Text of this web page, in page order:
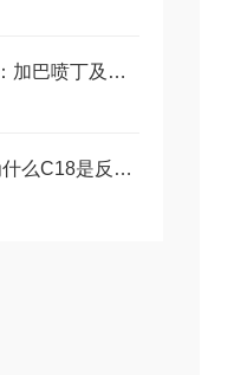
Kinetex Biphenyl：加巴喷丁及其相关杂质液相分析方法的建立
【飞诺美色谱】为什么C18是反相色谱法中广受欢迎的固定相？